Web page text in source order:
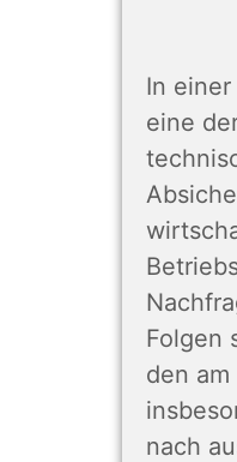
In
eine
Folgen
den
nach